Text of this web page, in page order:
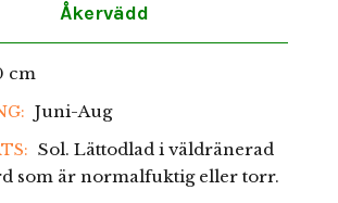
Åkervädd
cm
Juni-Aug
Sol. Lättodlad i väldränerad
som är normalfuktig eller torr.